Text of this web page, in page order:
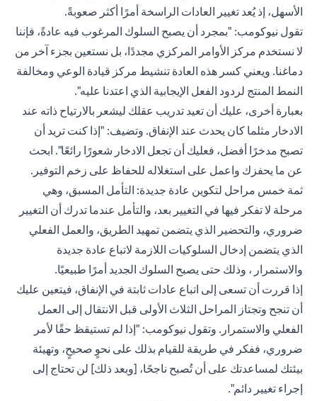
الأسهل، إذ يُعد تغيير العادات الراسخة أمرًا أكثر صعوبةً.
تقول نيوكومب: "بمجرد أن يصبح السلوك المرغوب فيه عادةً، فإننا
لا نستخدم مركز الأوامر المركزي مجددًا، بل نستعين بجزء آخر من
دماغنا. ويعني كسر هذه العادة تنشيط مركز قيادة الوعي ومخالفة
النمط المنتج لردود الفعل الإيجابية الذي اعتدنا عليه".
بعبارة أخرى، عليك أن تعيد تدريب عقلك ليشعر بالارتياح ذاته عند
الادخار مثلما كان يحدث عند الإنفاق. وتضيف: "إذا كنت تريد أن
تصبح مدخرًا أفضل، فعليك أن تجعل الادخار شعورًا رائعًا". ابحث
عن ما يحفزك واعمل على استغلاله للحفاظ على زخم التوفير.
ثمة خمس مراحل لتكوين عادة جديدة: التأمل المسبق، وهي
مرحلة لا تفكر فيها في التغيير بعد، والتأمل عندما تدرك أن التغيير
ضروري، والتحضير الذي يتضمن تمهيد الطريق، والعمل الفعلي
الذي يتضمن إدخال السلوكيات اللازمة لاتباع عادة جديدة
والاستمرار ، وذلك حتى يصبح السلوك الجديد أمرًا طبيعيًا.
إذا قررت أن تسعى إلى اتباع عادات ثابتة في الإنفاق، فيتعين عليك
أن تنجح وتجتاز المراحل الثلاث الأولى قبل الانتقال إلى العمل
الفعلي والاستمرار. وتقول نيوكومب: "إذا لم تستيقظ حقًا لأمر
ضروري، ففكر في طريقة للقيام بذلك على نحوٍ صحيحٍ، وتهيئة
بيئتك لمساعدتك على أن تُصبح ناجحًا، [وبعد ذلك] لن تحتاج إلى
إجراء تغيير دائم".